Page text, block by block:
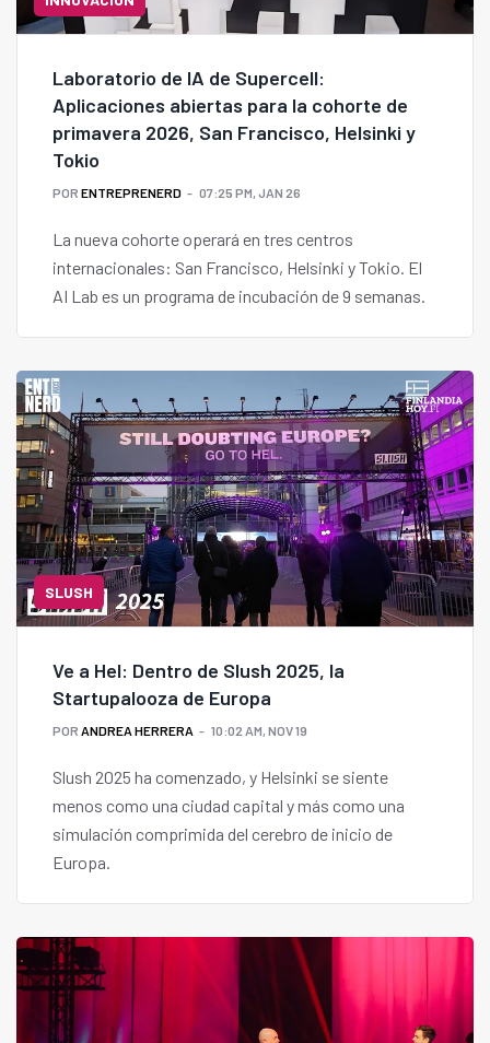
Laboratorio de IA de Supercell:
Aplicaciones abiertas para la cohorte de
primavera 2026, San Francisco, Helsinki y
Tokio
POR ENTREPRENERD 07:25 PM, JAN 26
La nueva cohorte operará en tres centros
internacionales: San Francisco, Helsinki y Tokio. El
AI Lab es un programa de incubación de 9 semanas.
SLUSH
Ve a Hel: Dentro de Slush 2025, la
Startupalooza de Europa
POR ANDREA HERRERA 10:02 AM, NOV 19
Slush 2025 ha comenzado, y Helsinki se siente
menos como una ciudad capital y más como una
simulación comprimida del cerebro de inicio de
Europa.